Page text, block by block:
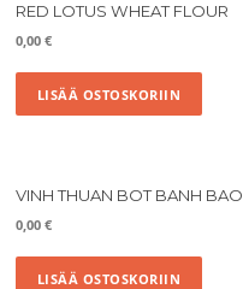
RED LOTUS WHEAT FLOUR
0,00€
LISÄÄ OSTOSKORIIN
VINH THUAN BOT BANH BAO
0,00€
LISÄÄ OSTOSKORIIN